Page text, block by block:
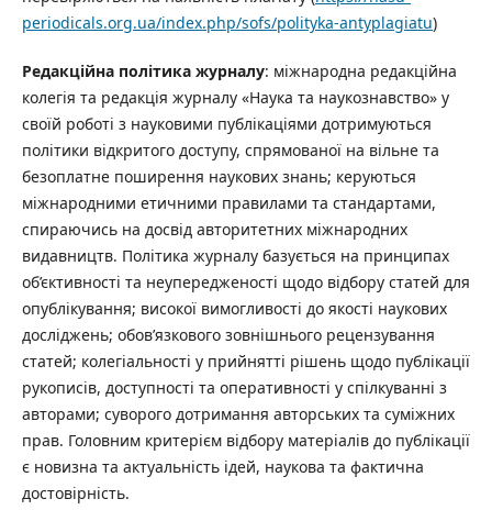
periodicals.org.ua/index.php/sofs/polityka-antyplagiatu)
Редакційна політика журналу: міжнародна редакційна
колегія та редакція журналу «Наука та наукознавство» у
своїй роботі з науковими публікаціями дотримуються
політики відкритого доступу, спрямованої на вільне та
безоплатне поширення наукових знань; керуються
міжнародними етичними правилами та стандартами,
спираючись на досвід авторитетних міжнародних
видавництв. Політика журналу базується на принципах
об’єктивності та неупередженості щодо відбору статей для
опублікування; високої вимогливості до якості наукових
досліджень; обов’язкового зовнішнього рецензування
статей; колегіальності у прийнятті рішень щодо публікації
рукописів, доступності та оперативності у спілкуванні з
авторами; суворого дотримання авторських та суміжних
прав. Головним критерієм відбору матеріалів до публікації
є новизна та актуальність ідей, наукова та фактична
достовірність.